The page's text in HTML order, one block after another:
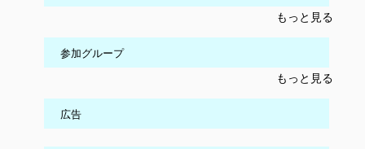
もっと見る
参加グループ
もっと見る
広告